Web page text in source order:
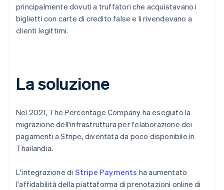
principalmente dovuti a truffatori che acquistavano i
biglietti con carte di credito false e li rivendevano a
clienti legittimi.
La soluzione
Nel 2021, The Percentage Company ha eseguito la
migrazione dell'infrastruttura per l'elaborazione dei
pagamenti a Stripe, diventata da poco disponibile in
Thailandia.
L'integrazione di Stripe Payments ha aumentato
l'affidabilità della piattaforma di prenotazioni online di